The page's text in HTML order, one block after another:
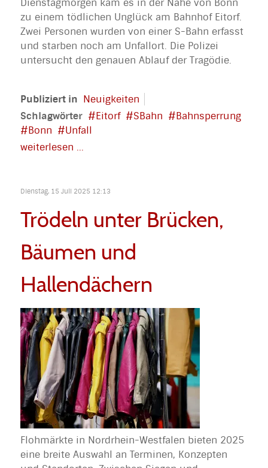
Dienstagmorgen kam es in der Nähe von Bonn
zu einem tödlichen Unglück am Bahnhof Eitorf.
Zwei Personen wurden von einer S-Bahn erfasst
und starben noch am Unfallort. Die Polizei
untersucht den genauen Ablauf der Tragödie.
Publiziert in Neuigkeiten
Schlagwörter
Eitorf SBahn
Bahnsperrung
Bonn
Unfall
weiterlesen ...
Dienstag, 15 Juli 2025 12:13
Trödeln unter Brücken,
Bäumen und
Hallendächern
Flohmärkte in Nordrhein-Westfalen bieten 2025
eine breite Auswahl an Terminen, Konzepten